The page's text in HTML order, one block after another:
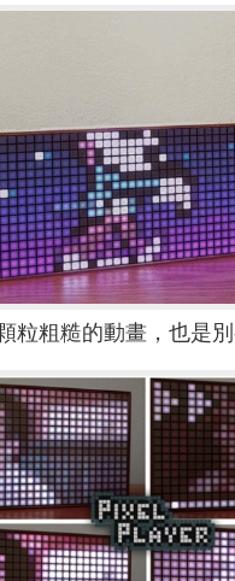
粒粗糙的動畫，也是別